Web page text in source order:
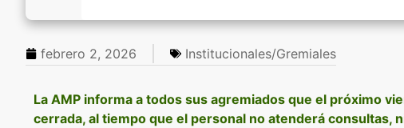
febrero 2, 2026 Institucionales/Gremiales
La AMP informa a todos sus agremiados que el próximo
cerrada, al tiempo que el personal no atenderá